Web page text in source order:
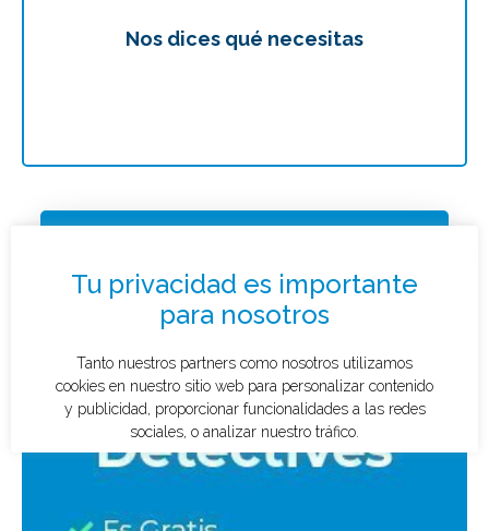
Nos dices qué necesitas
¿Qué tipo de caso quieres investigar?